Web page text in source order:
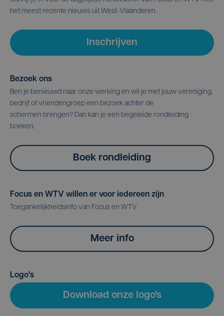
het meest recente nieuws uit West-Vlaanderen.
Inschrijven
Bezoek ons
Ben je benieuwd naar onze werking en wil je met jouw vereniging,
bedrijf of vriendengroep een bezoek achter de
schermen brengen? Dan kan je een begeleide rondleiding
boeken.
Boek rondleiding
Focus en WTV willen er voor iedereen zijn
Toegankelijkheidsinfo van Focus en WTV
Meer info
Logo's
Download onze logo's